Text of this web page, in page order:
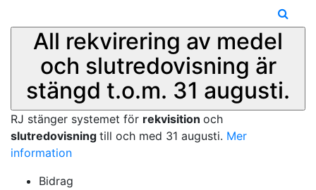
All rekvirering av medel
och slutredovisning är
stängd t.o.m. 31 augusti.
RJ stänger systemet för rekvisition och
slutredovisning till och med 31 augusti. Mer
information
Bidrag